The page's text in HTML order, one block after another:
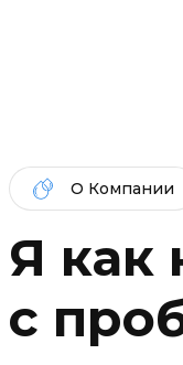
О Компании
Я как
c